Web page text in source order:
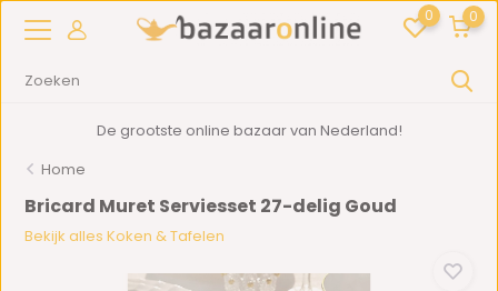
0 0
De grootste online bazaar van Nederland!
Home
Bricard Muret Serviesset 27-delig Goud
Bekijk alles Koken & Tafelen